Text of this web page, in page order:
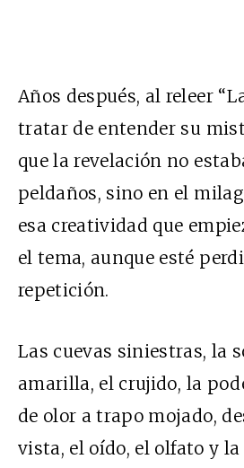
Años después, al releer
tratar de entender su
que la revelación no
peldaños, sino en el
esa creatividad que
el tema, aunque esté
repetición.
Las cuevas siniestras, la
amarilla, el crujido, la
de olor a trapo mojado,
vista, el oído, el olfato y